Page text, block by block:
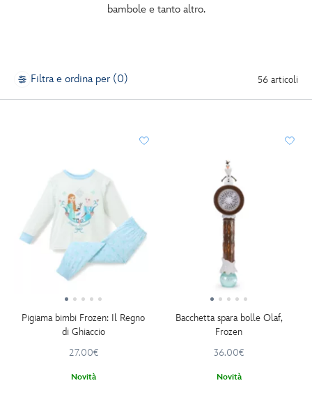
bambole e tanto altro.
Filtra e ordina per (0) 56 articoli
Pigiama bimbi Frozen: Il Regno
di Ghiaccio
27.00€
Novità
Bacchetta spara bolle Olaf,
Frozen
36.00€
Novità